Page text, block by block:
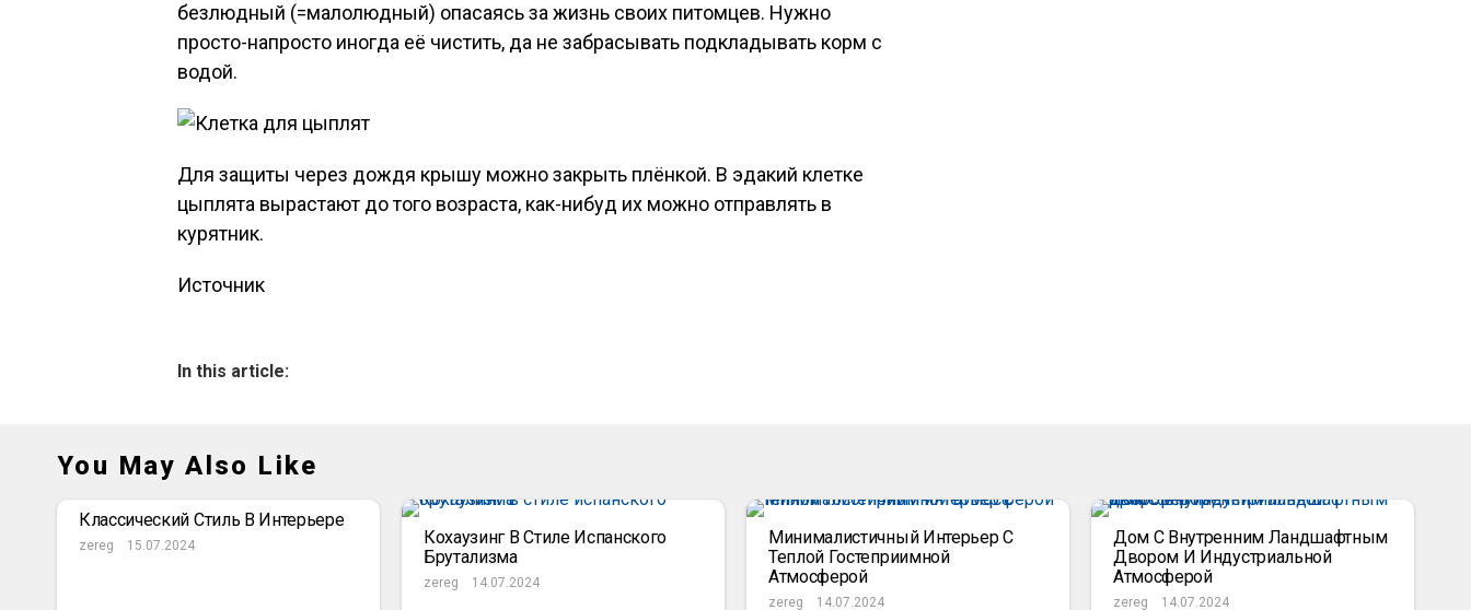
безлюдный (=малолюдный) опасаясь за жизнь своих питомцев. Нужно
просто-напросто иногда её чистить, да не забрасывать подкладывать корм с
водой.
Для защиты через дождя крышу можно закрыть плёнкой. В эдакий клетке
цыплята вырастают до того возраста, как-нибуд их можно отправлять в
курятник.
Источник
In this article:
You May Also Like
Классический Стиль В Интерьере
zereg 15.07.2024
Кохаузинг В Стиле Испанского
Брутализма
zereg 14.07.2024
Минималистичный Интерьер С
Теплой Гостеприимной
Атмосферой
zereg 14.07.2024
Дом С Внутренним Ландшафтным
Двором И Индустриальной
Атмосферой
zereg 14.07.2024